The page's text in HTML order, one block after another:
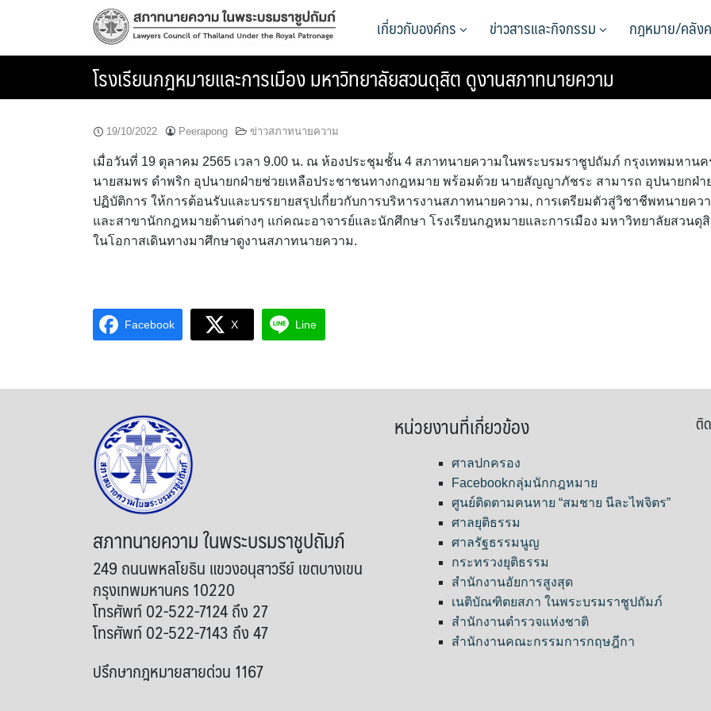
เกี่ยวกับองค์กร ข่าวสารและกิจกรรม กฎหมาย/คลัง
โรงเรียนกฎหมายและการเมือง มหาวิทยาลัยสวนดุสิต ดูงานสภาทนายความ
19/10/2022 Peerapong ข่าวสภาทนายความ
เมื่อวันที่ 19 ตุลาคม 2565 เวลา 9.00 น. ณ ห้องประชุมชั้น 4 สภาทนายความในพระบรมราชูปถัมภ์ กรุงเทพมหานค
นายสมพร ดำพริก อุปนายกฝ่ายช่วยเหลือประชาชนทางกฎหมาย พร้อมด้วย นายสัญญาภัชระ สามารถ อุปนายกฝ่า
ปฏิบัติการ ให้การต้อนรับและบรรยายสรุปเกี่ยวกับการบริหารงานสภาทนายความ, การเตรียมตัวสู่วิชาชีพทนายคว
และสาขานักกฎหมายด้านต่างๆ แก่คณะอาจารย์และนักศึกษา โรงเรียนกฎหมายและการเมือง มหาวิทยาลัยสวนดุ
ในโอกาสเดินทางมาศึกษาดูงานสภาทนายความ.
Facebook X Line
สภาทนายความ ในพระบรมราชูปถัมภ์
249 ถนนพหลโยธิน แขวงอนุสาวรีย์ เขตบางเขน
กรุงเทพมหานคร 10220
โทรศัพท์ 02-522-7124 ถึง 27
โทรศัพท์ 02-522-7143 ถึง 47
ปรึกษากฎหมายสายด่วน 1167
หน่วยงานที่เกี่ยวข้อง
ศาลปกครอง
Facebookกลุ่มนักกฎหมาย
ศูนย์ติดตามคนหาย “สมชาย นีละไพจิตร”
ศาลยุติธรรม
ศาลรัฐธรรมนูญ
กระทรวงยุติธรรม
สำนักงานอัยการสูงสุด
เนติบัณฑิตยสภา ในพระบรมราชูปถัมภ์
สำนักงานตำรวจแห่งชาติ
สำนักงานคณะกรรมการกฤษฎีกา
ติ